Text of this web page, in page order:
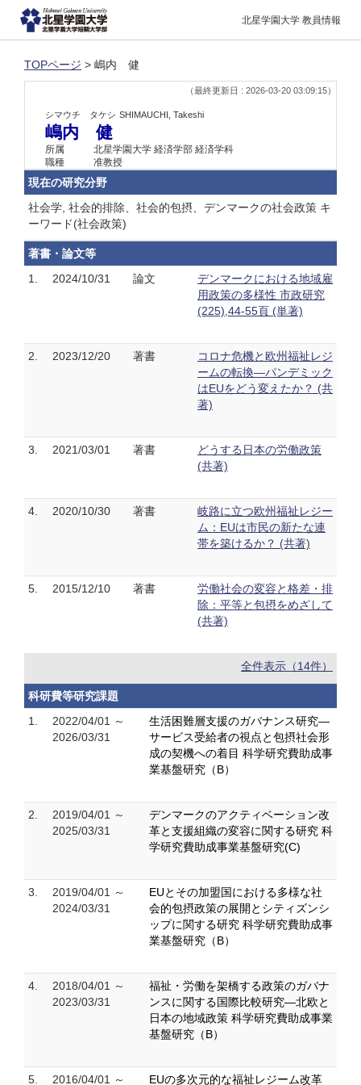
北星学園大学 教員情報
TOPページ > 嶋内 健
（最終更新日 : 2026-03-20 03:09:15）
シマウチ タケシ SHIMAUCHI, Takeshi
嶋内 健
所属
北星学園大学 経済学部 経済学科
職種
准教授
現在の研究分野
社会学, 社会的排除、社会的包摂、デンマークの社会政策 キ
ーワード(社会政策)
著書・論文等
1.
2024/10/31 論文
デンマークにおける地域雇
用政策の多様性 市政研究
(225),44-55頁 (単著)
2. 2023/12/20 著書
コロナ危機と欧州福祉レジ
ームの転換―パンデミック
はEUをどう変えたか？ (共
著)
3. 2021/03/01 著書
どうする日本の労働政策
(共著)
4. 2020/10/30 著書
岐路に立つ欧州福祉レジー
ム：EUは市民の新たな連
帯を築けるか？ (共著)
5. 2015/12/10 著書
労働社会の変容と格差・排
除：平等と包摂をめざして
(共著)
全件表示（14件）
科研費等研究課題
1.
2022/04/01 ～
2026/03/31
生活困難層支援のガバナンス研究―
サービス受給者の視点と包摂社会形
成の契機への着目 科学研究費助成事
業基盤研究（B）
2.
2019/04/01 ～
2025/03/31
デンマークのアクティベーション改
革と支援組織の変容に関する研究 科
学研究費助成事業基盤研究(C)
3.
2019/04/01 ～
2024/03/31
EUとその加盟国における多様な社
会的包摂政策の展開とシティズンシ
ップに関する研究 科学研究費助成事
業基盤研究（B）
4.
2018/04/01 ～
2023/03/31
福祉・労働を架橋する政策のガバナ
ンスに関する国際比較研究―北欧と
日本の地域政策 科学研究費助成事業
基盤研究（B）
5. 2016/04/01 ～ EUの多次元的な福祉レジーム改革